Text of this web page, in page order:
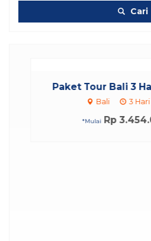
Cari
Paket Tour Bali 3
Bali 3 Hari
*Mulai Rp